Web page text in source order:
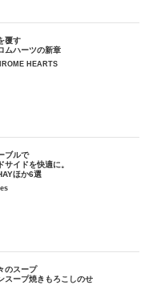
覆す
ムハーツの新章
HEARTS
ブルで
サイドを快適に。
ほか6選
のスープ
ープ焼きもろこしのせ